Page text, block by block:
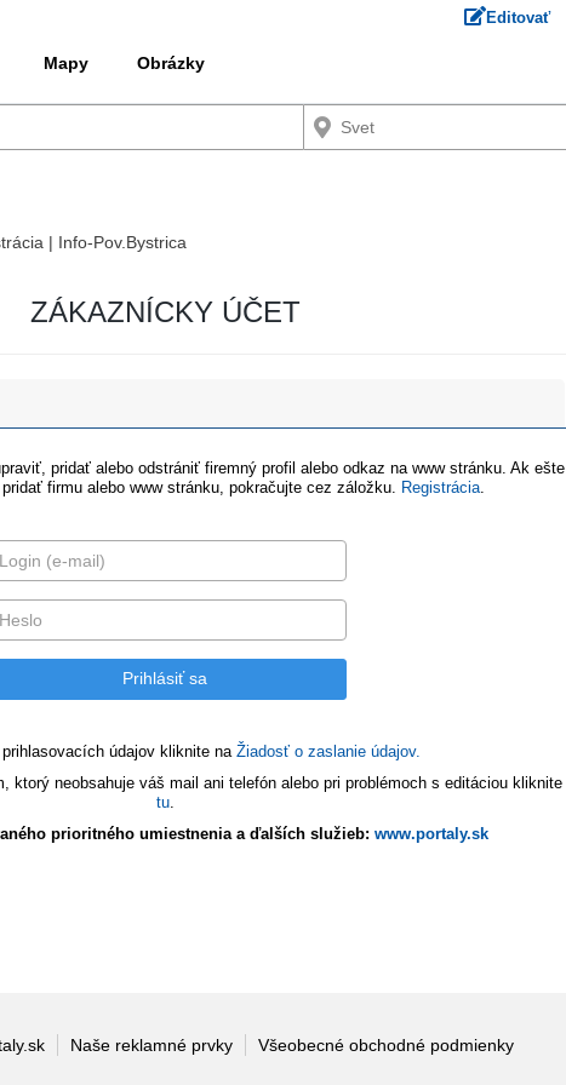
Editovať
Mapy Obrázky
| Info-Pov.Bystrica
ZÁKAZNÍCKY ÚČET
pridať alebo odstrániť firemný profil alebo odkaz na www stránku. Ak ešte
firmu alebo www stránku, pokračujte cez záložku.
Registrácia
údajov kliknite na Žiadosť o zaslanie údajov.
ktorý neobsahuje váš mail ani telefón alebo pri problémoch s editáciou kliknite
tu.
prioritného umiestnenia a ďalších služieb: www.portaly.sk
Naše reklamné prvky Všeobecné obchodné podmienky